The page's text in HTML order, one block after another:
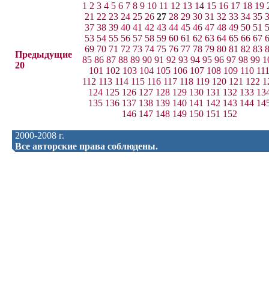
Предыдущие
20
1 2 3 4 5 6 7 8 9 10 11 12 13 14 15 16 17 18 19
21 22 23 24 25 26 27 28 29 30 31 32 33 34 35
37 38 39 40 41 42 43 44 45 46 47 48 49 50 51
53 54 55 56 57 58 59 60 61 62 63 64 65 66 67
69 70 71 72 73 74 75 76 77 78 79 80 81 82 83
85 86 87 88 89 90 91 92 93 94 95 96 97 98 99
101 102 103 104 105 106 107 108 109 110 111
112 113 114 115 116 117 118 119 120 121 122
124 125 126 127 128 129 130 131 132 133
135 136 137 138 139 140 141 142 143 144
146 147 148 149 150 151 152
2000-2008 г.
Все авторские права соблюдены.